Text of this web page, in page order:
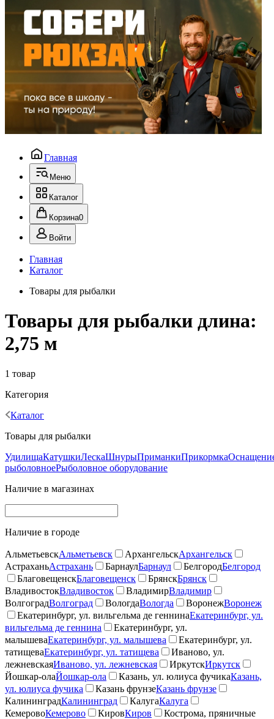
Главная
Меню
Каталог
Корзина0
Войти
Главная
Каталог
Товары для рыбалки
Товары для рыбалки длина:
2,75 м
1 товар
Категория
Каталог
Товары для рыбалки
УдилищаКатушкиЛескаШнурыПриманкиПрикормка
рыболовноеРыболовное оборудование
Наличие в магазинах
Наличие в городе
АльметьевскАльметьевск АрхангельскАрхангельск
АстраханьАстрахань БарнаулБарнаул БелгородБелгород
БлаговещенскБлаговещенск БрянскБрянск
ВладивостокВладивосток ВладимирВладимир
ВолгоградВолгоград ВологдаВологда ВоронежВоронеж
Екатеринбург, ул. вильгельма де геннинаЕкатеринбург, ул.
вильгельма де геннина
Екатеринбург, ул.
малышеваЕкатеринбург, ул. малышева
Екатеринбург, ул.
татищеваЕкатеринбург, ул. татищева
Иваново, ул.
лежневскаяИваново, ул. лежневская ИркутскИркутск
Йошкар-олаЙошкар-ола Казань, ул. юлиуса фучикаКазань,
ул. юлиуса фучика
Казань фрунзеКазань фрунзе
КалининградКалининград КалугаКалуга
КемеровоКемерово КировКиров
Кострома, пряничные